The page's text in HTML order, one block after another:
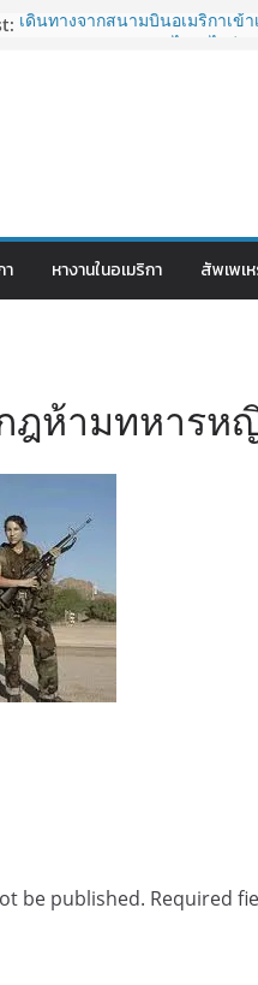
เดินทางจากสนามบินอเมริกาเข้า
ประหยัดและคุ้มที่สุดในปี 2026?
VPN สำหรับใช้ในอเมริกา 2026:
า หางานในอเมริกา สัพเพเ
ฎห้ามทหารห
be published. Required